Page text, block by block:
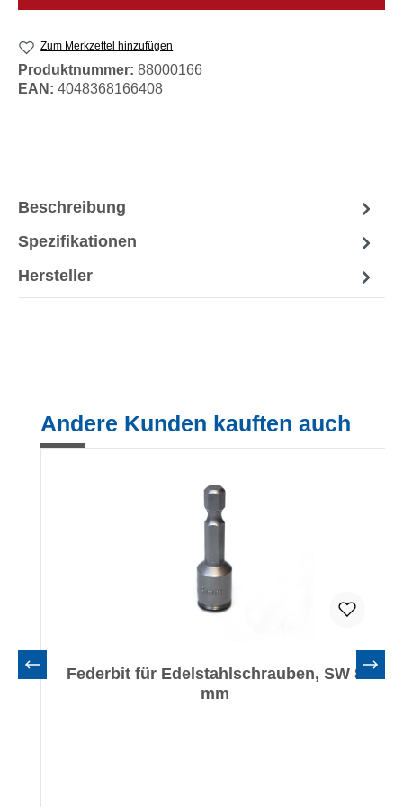
Zum Merkzettel hinzufügen
Produktnummer: 88000166
EAN: 4048368166408
Beschreibung
Spezifikationen
Hersteller
Produktgalerie überspringen
Andere Kunden kauften auch
Federbit für Edelstahlschrauben, SW 8
mm